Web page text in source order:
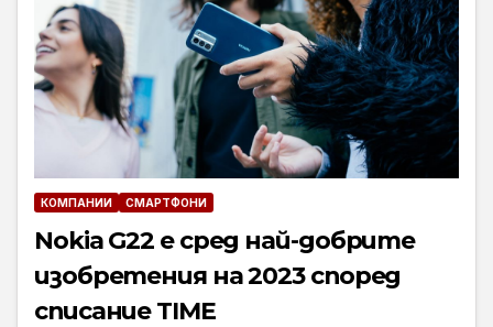
КОМПАНИИ СМАРТФОНИ
Nokia G22 е сред най-добрите
изобретения на 2023 според
списание TIME